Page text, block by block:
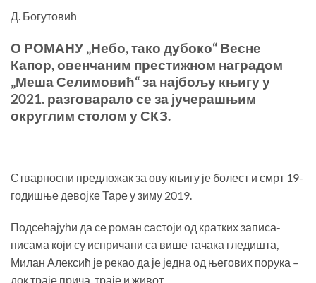
Д. Богутовић
О РОМАНУ „Небо, тако дубоко“ Весне
Капор, овенчаним престижном наградом
„Меша Селимовић“ за најбољу књигу у
2021. разговарало се за јучерашњим
округлим столом у СКЗ.
Стварносни предложак за ову књигу је болест и смрт 19-
годишње девојке Таре у зиму 2019.
Подсећајући да се роман састоји од кратких записа-
писама који су испричани са више тачака гледишта,
Милан Алексић је рекао да је једна од његових порука –
док траје прича, траје и живот.